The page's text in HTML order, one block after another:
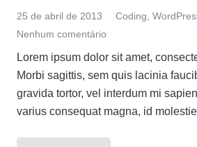
25 de abril de 2013 Coding ,
Nenhum comentário
Lorem ipsum dolor sit amet,
Morbi sagittis, sem quis lacinia
gravida tortor, vel interdum mi
varius consequat magna, id